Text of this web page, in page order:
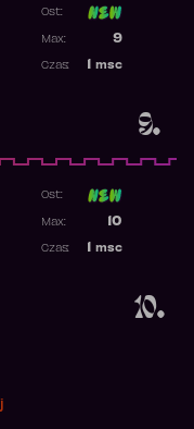
9.
Ost:
9
Max:
msc
Czas:
10.
Ost:
10
Max:
msc
Czas: